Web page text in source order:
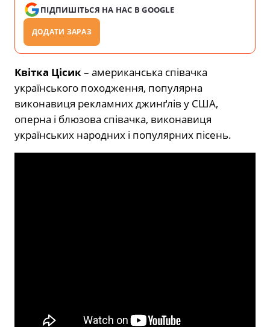
ПІДПИШІТЬСЯ НА НАС В GOOGLE
ДОДАТИ ЗАРАЗ
Квітка Цісик– американська співачка
українського походження, популярна
виконавиця рекламних джинґлів у США,
оперна і блюзова співачка, виконавиця
українських народних і популярних пісень.